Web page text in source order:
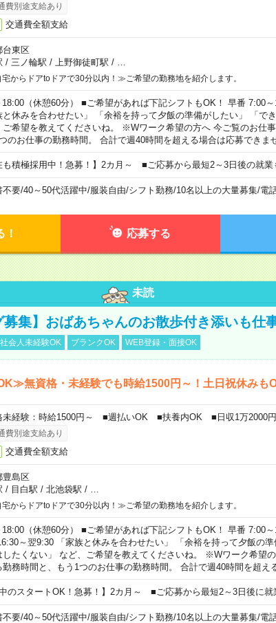
費別途支給あり
交通費全額支給
台東区
/ 三ノ輪駅 / 上野御徒町駅 /
からドアtoドアで30分以内！≫ご希望の勤務地を紹介します。
18:00（休憩60分） ■ご希望があれば下記シフトもOK！ 早番 7:00
と休みを合わせたい」 「余裕を持って夕飯の準備がしたい」 「で
ご希望を教えてくださいね。 ※Wワーク希望の方へ 今ご覧のお仕事
のお仕事の勤務時間。 合計で週40時間を超える場合は応募できま
も積極採用中！急募！】2カ月～ ■ご応募から最短2～3日後の就業
不要/40～50代活躍中/服装自由/シフト勤務/10名以上の大量募集/電
！ 応募する
未読
募集】おばあちゃんのお散歩付き添いも仕
社会人未経験OK ブランクOK WEB登録・面接OK
無資格・未経験でも時給1500円～！土日祝休みも
未経験：時給1500円～ ■週払いOK ■扶養内OK ■日収1万2000
費別途支給あり
交通費全額支給
豊島区
/ 目白駅 / 北池袋駅 /
からドアtoドアで30分以内！≫ご希望の勤務地を紹介します。
18:00（休憩60分） ■ご希望があれば下記シフトもOK！ 早番 7:00
～翌9:30 「家族と休みを合わせたい」 「余裕を持って夕飯の
したくない」 など、ご希望を教えてくださいね。 ※Wワーク希望
勤務時間と、もう1つのお仕事の勤務時間。 合計で週40時間を超え
中のスタートOK！急募！】2カ月～ ■ご応募から最短2～3日後に就
不要/40～50代活躍中/服装自由/シフト勤務/10名以上の大量募集/電